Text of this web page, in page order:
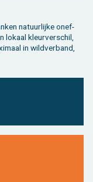
na­tuur­lij­ke on­ef­
lo­kaal kleur­ver­schil,
in wild­ver­band,